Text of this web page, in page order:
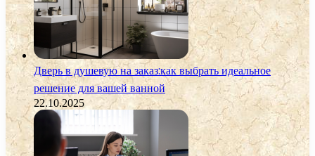
Дверь в душевую на заказ:как выбрать идеальное
решение для вашей ванной
22.10.2025